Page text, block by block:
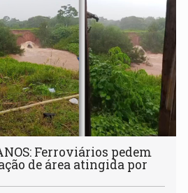
Ferroviários pedem
de área atingida por